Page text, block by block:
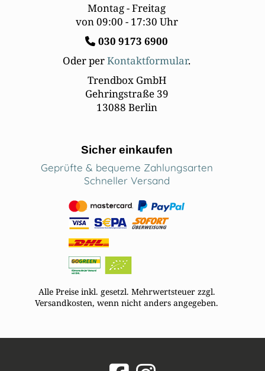
Montag - Freitag
von 09:00 - 17:30 Uhr
030 9173 6900
Oder perKontaktformular.
Trendbox GmbH
Gehringstraße 39
13088 Berlin
Sicher einkaufen
Geprüfte & bequeme Zahlungsarten
Schneller Versand
Alle Preise inkl. gesetzl. Mehrwertsteuer zzgl.
Versandkosten, wenn nicht anders angegeben.